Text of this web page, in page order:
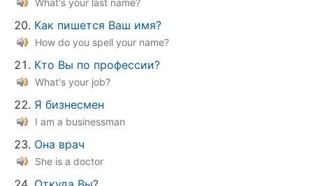
What's your last name?
Как пишется Ваш имя?
How do you spell your name?
Кто Вы по профессии?
What's your job?
Я бизнесмен
I am a businessman
Она врач
She is a doctor